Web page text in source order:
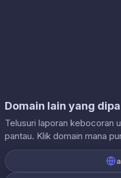
Domain lain yang
Telusuri laporan kebocoran
pantau. Klik domain mana